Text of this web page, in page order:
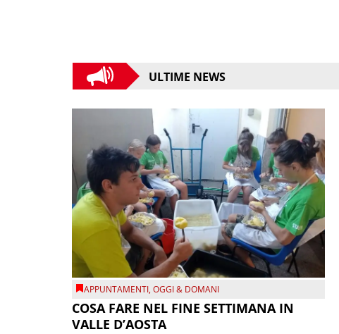
ULTIME NEWS
APPUNTAMENTI,OGGI & DOMANI
COSA FARE NEL FINE SETTIMANA IN
VALLE D’AOSTA